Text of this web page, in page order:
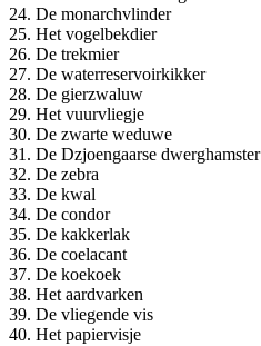
24. De monarchvlinder
25. Het vogelbekdier
26. De trekmier
27. De waterreservoirkikker
28. De gierzwaluw
29. Het vuurvliegje
30. De zwarte weduwe
31. De Dzjoengaarse dwerghamster
32. De zebra
33. De kwal
34. De condor
35. De kakkerlak
36. De coelacant
37. De koekoek
38. Het aardvarken
39. De vliegende vis
40. Het papiervisje